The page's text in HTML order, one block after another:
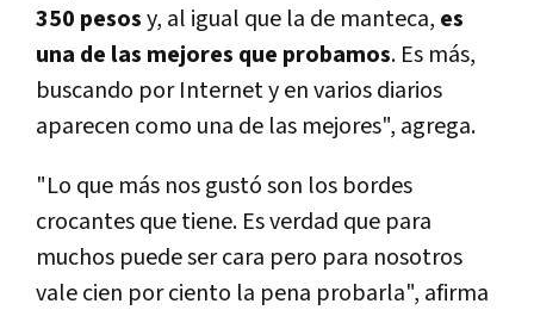
350 pesosy, al igual que la de manteca, es
una de las mejores que probamos. Es más,
buscando por Internet y en varios diarios
aparecen como una de las mejores", agrega.
"Lo que más nos gustó son los bordes
crocantes que tiene. Es verdad que para
muchos puede ser cara pero para nosotros
vale cien por ciento la pena probarla", afirma